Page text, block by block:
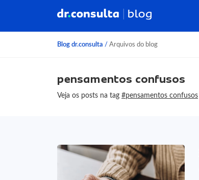
Blog dr.consulta / Arquivos do blog
pensamentos confusos
Veja os posts na tag #pensamentos confusos